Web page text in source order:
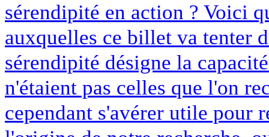
sérendipité en action ? Voici
auxquelles ce billet va tenter
sérendipité désigne la
n'étaient pas celles que l'on
cependant s'avérer utile pour